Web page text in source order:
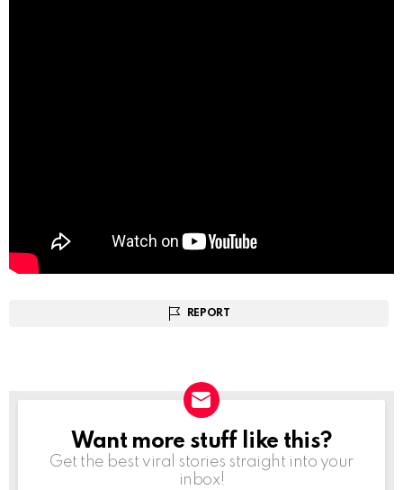
REPORT
NEWSLETTER
Want more stuff like this?
Get the best viral stories straight into your
inbox!